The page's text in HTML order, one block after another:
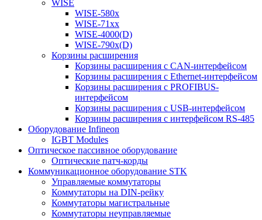
WISE
WISE-580x
WISE-71xx
WISE-4000(D)
WISE-790x(D)
Корзины расширения
Корзины расширения с CAN-интерфейсом
Корзины расширения с Ethernet-интерфейсом
Корзины расширения с PROFIBUS-
интерфейсом
Корзины расширения с USB-интерфейсом
Корзины расширения с интерфейсом RS-485
Оборудование Infineon
IGBT Modules
Оптическое пассивное оборудование
Оптические патч-корды
Коммуникационное оборудование STK
Управляемые коммутаторы
Коммутаторы на DIN-рейку
Коммутаторы магистральные
Коммутаторы неуправляемые